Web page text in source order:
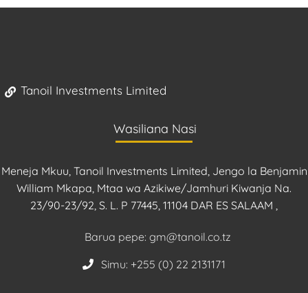
Tanoil Investments Limited
Wasiliana Nasi
Meneja Mkuu, Tanoil Investments Limited, Jengo la Benjamin
William Mkapa, Mtaa wa Azikiwe/Jamhuri Kiwanja Na.
23/90-23/92, S. L. P 77445, 11104 DAR ES SALAAM ,
Barua pepe: gm@tanoil.co.tz
Simu: +255 (0) 22 2131171